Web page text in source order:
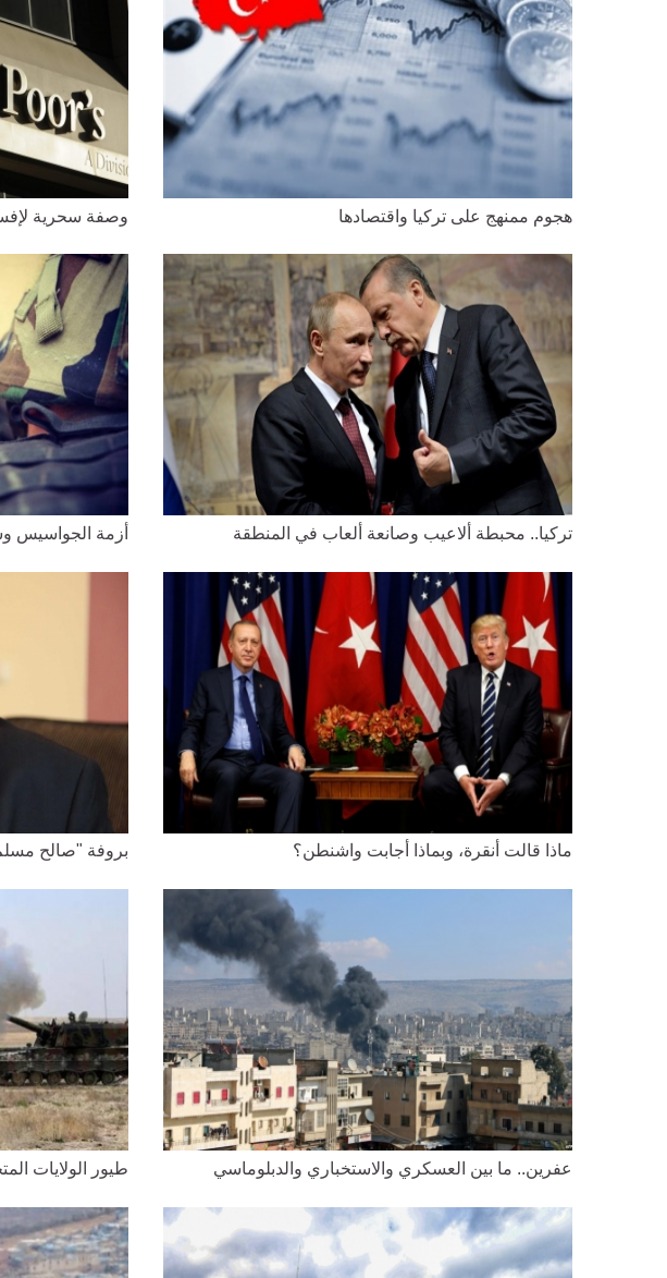
هجوم ممنهج على تركيا واقتصادها وصفة سحرية
تركيا.. محبطة ألاعيب وصانعة ألعاب في المنطقة أزمة الجواسيس
ماذا قالت أنقرة، وبماذا أجابت واشنطن؟ بروفة "صالح
عفرين.. ما بين العسكري والاستخباري والدبلوماسي طيور الولايات